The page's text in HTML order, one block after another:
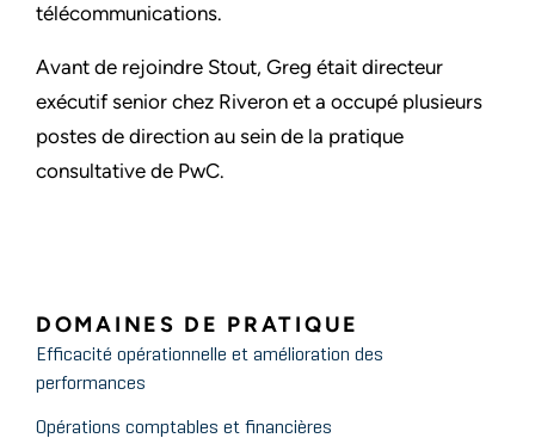
télécommunications.
Avant de rejoindre Stout, Greg était directeur
exécutif senior chez Riveron et a occupé plusieurs
postes de direction au sein de la pratique
consultative de PwC.
DOMAINES DE PRATIQUE
Efficacité opérationnelle et amélioration des
performances
Opérations comptables et financières